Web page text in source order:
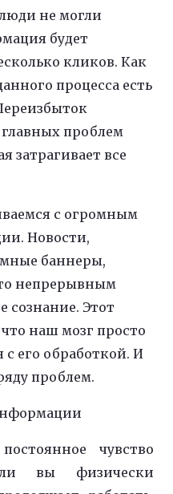
не могли
будет
кликов. Как
процесса есть
проблем
затрагивает все
с огромным
Новости,
баннеры,
непрерывным
сознание. Этот
наш мозг просто
с его обработкой. И
проблем.
чувство
вы физически